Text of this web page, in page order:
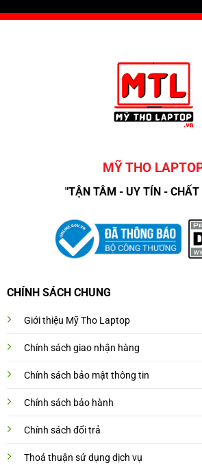
MỸ THO
"TẬN TÂM - UY TÍN - CHẤT
CHÍNH SÁCH CHUNG
Giới thiệu Mỹ Tho Laptop
Chính sách giao nhận hàng
Chính sách bảo mật thông tin
Chính sách bảo hành
Chính sách đổi trả
Thoả thuận sử dụng dịch vụ